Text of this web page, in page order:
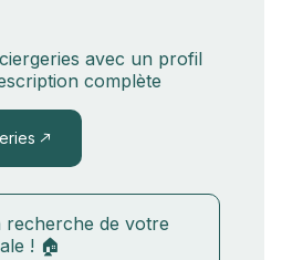
avec un profil
complète
recherche de votre
! 🏠